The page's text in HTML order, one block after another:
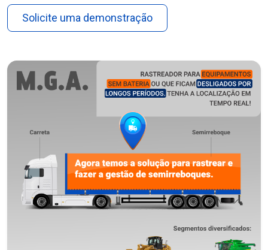
Solicite uma demonstração